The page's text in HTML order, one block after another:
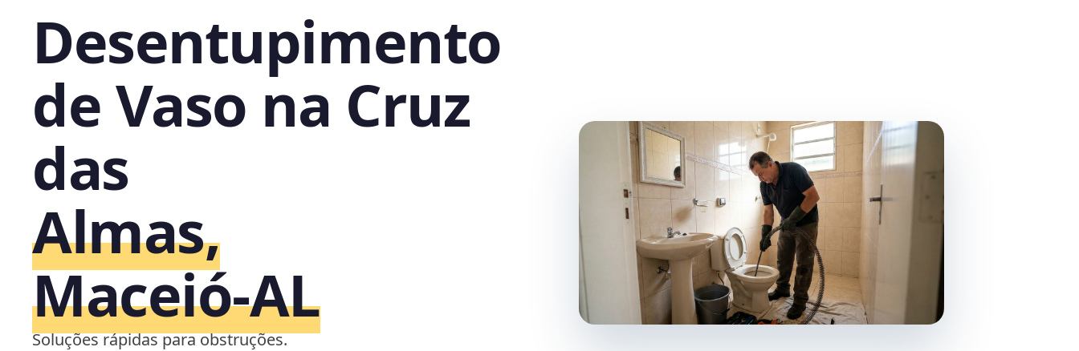
Desentupimento
de Vaso na Cruz
das
Almas,
Maceió‑AL
Soluções rápidas para obstruções.